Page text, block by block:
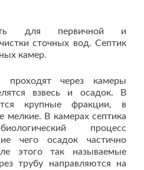
для первичной и
сточных вод. Септик
камер.
проходят через камеры
взвесь и осадок. В
крупные фракции, в
мелкие. В камерах септика
процесс
чего осадок частично
этого так называемые
трубу направляются на